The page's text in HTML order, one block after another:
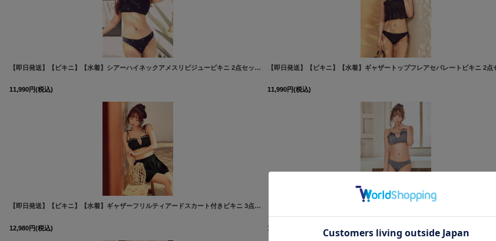
【即日発送】【ビキニ】【水着】シアーハイネックアメスリビジュービキニ 2点セット[FB01]三上悠亜着用 [M297dzwq-B-26MY-260508]
11,990円(税込) 11,990円(税込)
【即日発送】【ビキニ】【水着】ギャザーフリルティアードスカート付きビキニ 3点セット[FB01]三上悠亜着用
12,980円(税込) 12,210